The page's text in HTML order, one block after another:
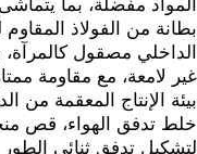
الداخلي مصقول
غير لامعة، مع مقاومة
بيئة الإنتاج المعقمة من
خلط تدفق الهواء، قص
لتشكيل تدفق ثنائي الطور